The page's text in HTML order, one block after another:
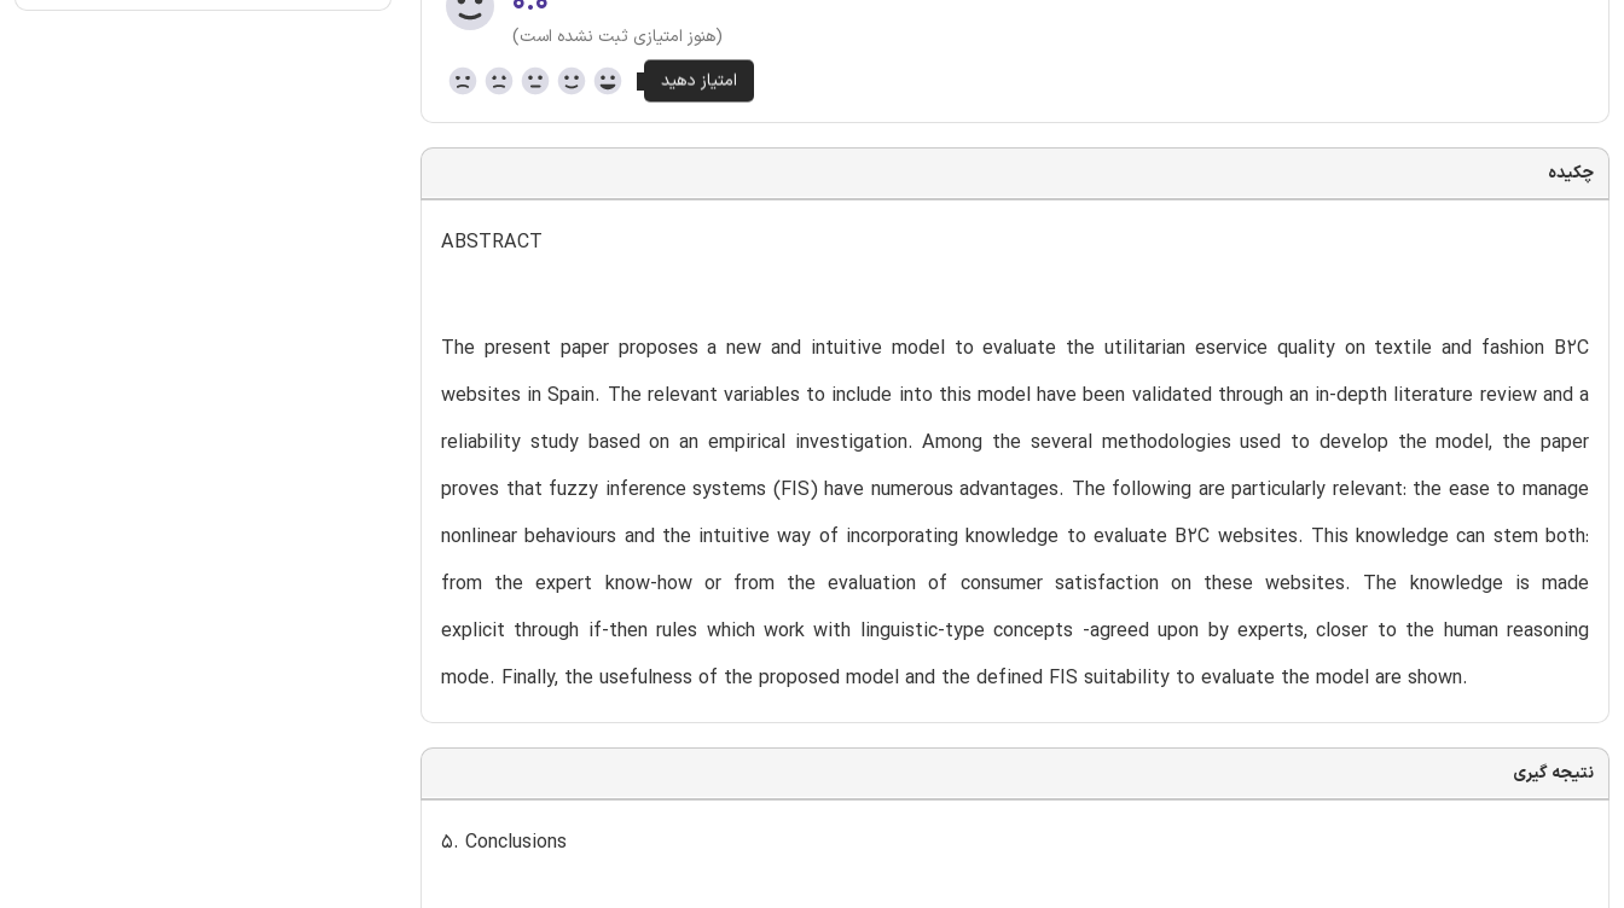
(هنوز امتیازی ثبت نشده است)
چکیده
ABSTRACT
The present paper proposes a new and intuitive model to evaluate the utilitarian eservice quality on textile and fashion B2C
websites in Spain. The relevant variables to include into this model have been validated through an in-depth literature review and a
reliability study based on an empirical investigation. Among the several methodologies used to develop the model, the paper
proves that fuzzy inference systems (FIS) have numerous advantages. The following are particularly relevant: the ease to manage
nonlinear behaviours and the intuitive way of incorporating knowledge to evaluate B2C websites. This knowledge can stem both:
from the expert know-how or from the evaluation of consumer satisfaction on these websites. The knowledge is made
explicit through if-then rules which work with linguistic-type concepts -agreed upon by experts, closer to the human reasoning
mode. Finally, the usefulness of the proposed model and the defined FIS suitability to evaluate the model are shown.
نتیجه گیری
5. Conclusions